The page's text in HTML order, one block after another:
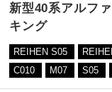
新型40系アルフ
キング
REIHEN S05
C010
M07 S05